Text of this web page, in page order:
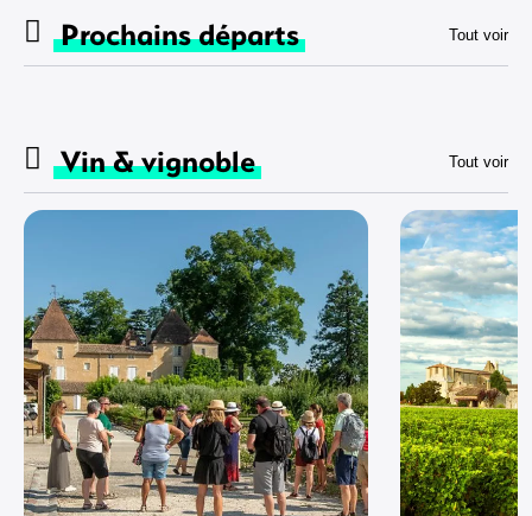
Prochains départs Tout voir
Vin & vignoble Tout voir